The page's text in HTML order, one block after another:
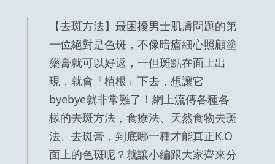
【去斑方法】最困擾男士肌膚問題的第
一位絕對是色斑，不像暗瘡細心照顧塗
藥膏就可以好返，一但斑點在面上出
現，就會「植根」下去，想讓它
byebye就非常難了！網上流傳各種各
樣的去斑方法，食療法、天然食物去斑
法、去斑膏，到底哪一種才能真正K.O
面上的色斑呢？就讓小編跟大家齊來分